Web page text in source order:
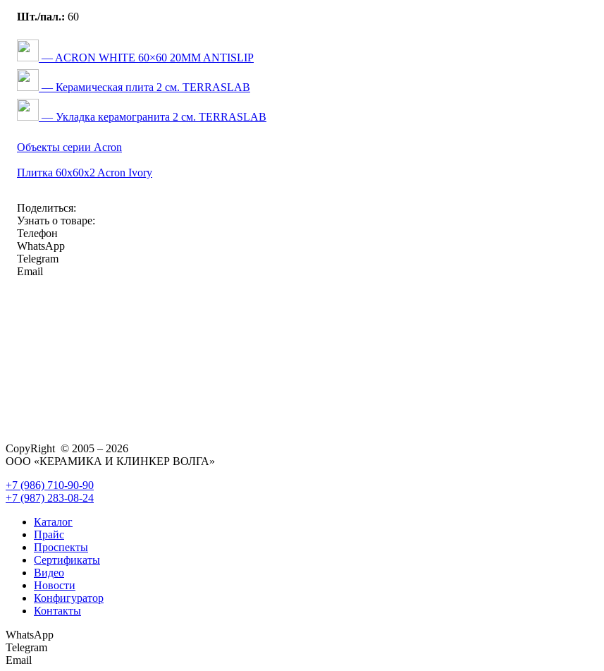
Шт./пал.: 60
— ACRON WHITE 60×60 20MM ANTISLIP
— Керамическая плита 2 см. TERRASLAB
— Укладка керамогранита 2 см. TERRASLAB
Объекты серии Acron
Плитка 60x60x2 Acron Ivory
Поделиться:
Узнать о товаре:
Телефон
WhatsApp
Telegram
Email
CopyRight © 2005 – 2026
ООО «КЕРАМИКА И КЛИНКЕР ВОЛГА»
+7 (986) 710-90-90
+7 (987) 283-08-24
Каталог
Прайс
Проспекты
Сертификаты
Видео
Новости
Конфигуратор
Контакты
WhatsApp
Telegram
Email